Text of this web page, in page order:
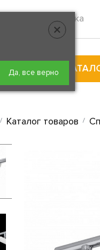
Да, все верно
Доставка
Каталог товаров